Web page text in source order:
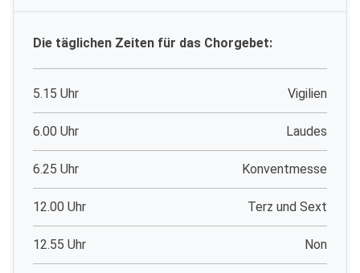
Die täglichen Zeiten für das Chorgebet:
5.15 Uhr Vigilien
6.00 Uhr Laudes
6.25 Uhr Konventmesse
12.00 Uhr Terz und Sext
12.55 Uhr Non